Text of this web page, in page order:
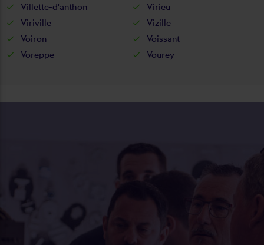
Villette-d'anthon
Virieu
Viriville
Vizille
Voiron
Voissant
Voreppe
Vourey